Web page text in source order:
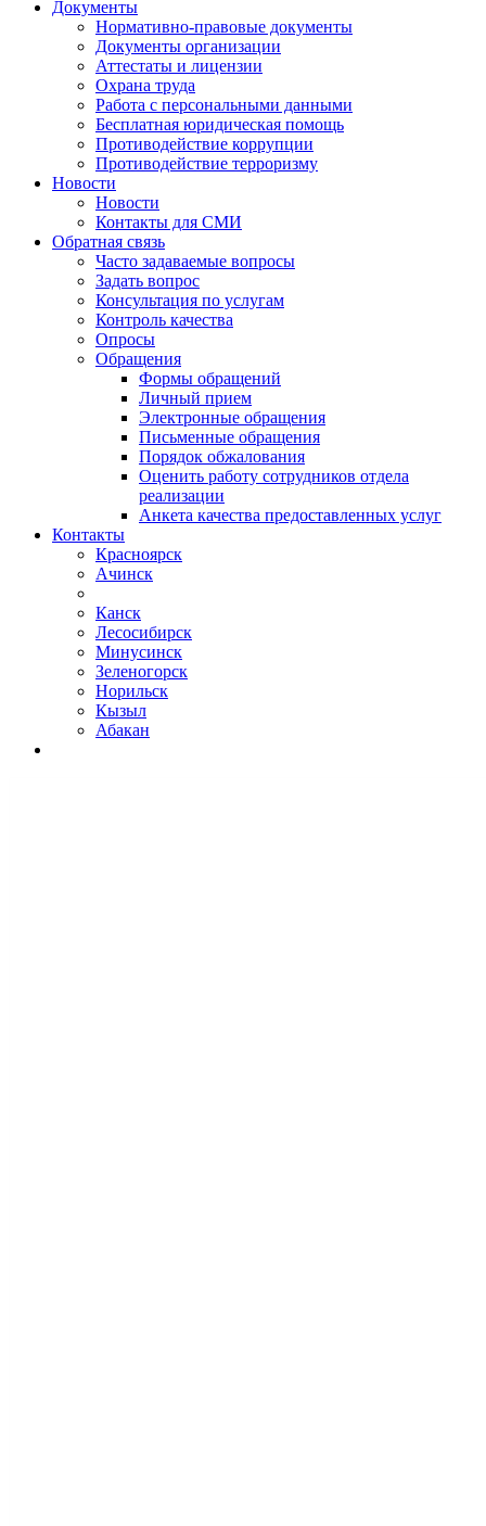
Документы
Нормативно-правовые документы
Документы организации
Аттестаты и лицензии
Охрана труда
Работа с персональными данными
Бесплатная юридическая помощь
Противодействие коррупции
Противодействие терроризму
Новости
Новости
Контакты для СМИ
Обратная связь
Часто задаваемые вопросы
Задать вопрос
Консультация по услугам
Контроль качества
Опросы
Обращения
Формы обращений
Личный прием
Электронные обращения
Письменные обращения
Порядок обжалования
Оценить работу сотрудников отдела
реализации
Анкета качества предоставленных услуг
Контакты
Красноярск
Ачинск
Канск
Лесосибирск
Минусинск
Зеленогорск
Норильск
Кызыл
Абакан